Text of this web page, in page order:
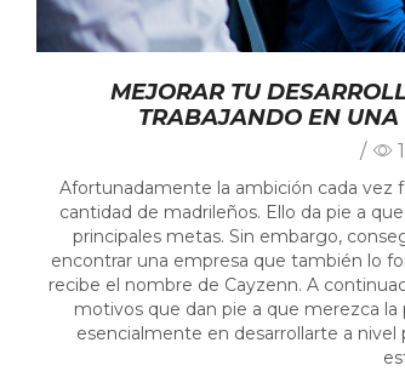
MEJORAR TU
TRABAJANDO EN UNA
/
Afortunadamente la ambición cada vez
cantidad de madrileños. Ello da pie a
principales metas. Sin embargo,
encontrar una empresa que también lo
recibe el nombre de Cayzenn. A
motivos que dan pie a que merezca
esencialmente en desarrollarte a nivel